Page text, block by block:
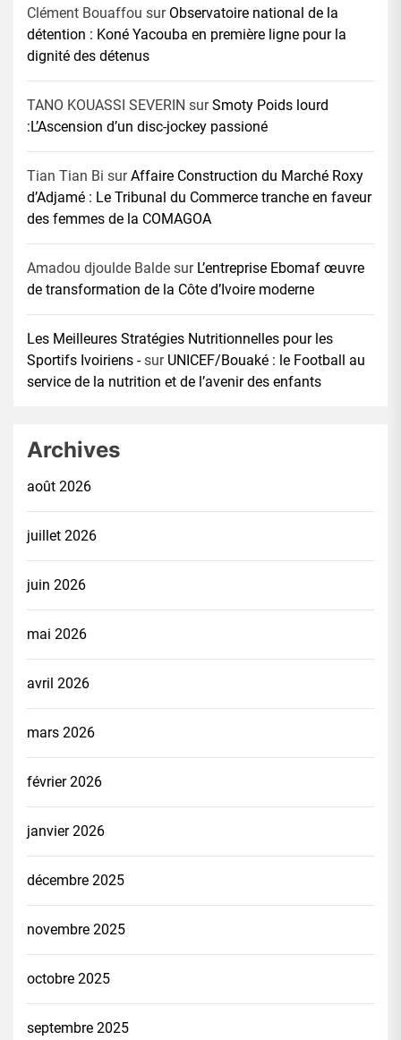
Clément Bouaffou sur Observatoire national de la
détention : Koné Yacouba en première ligne pour la
dignité des détenus
TANO KOUASSI SEVERIN surSmoty Poids lourd
:L’Ascension d’un disc-jockey passioné
Tian Tian Bi surAffaire Construction du Marché Roxy
d’Adjamé : Le Tribunal du Commerce tranche en faveur
des femmes de la COMAGOA
Amadou djoulde Balde sur L’entreprise Ebomaf œuvre
de transformation de la Côte d’Ivoire moderne
Les Meilleures Stratégies Nutritionnelles pour les
Sportifs Ivoiriens -sur UNICEF/Bouaké : le Football au
service de la nutrition et de l’avenir des enfants
Archives
août 2026
juillet 2026
juin 2026
mai 2026
avril 2026
mars 2026
février 2026
janvier 2026
décembre 2025
novembre 2025
octobre 2025
septembre 2025